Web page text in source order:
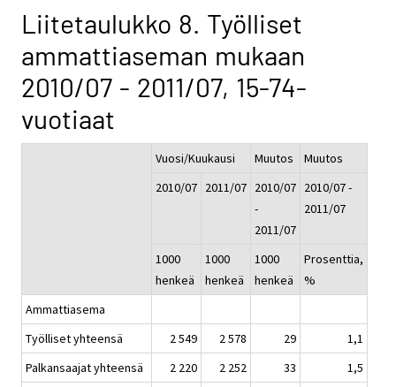
Liitetaulukko 8. Työlliset
ammattiaseman mukaan
2010/07 - 2011/07, 15-74-
vuotiaat
Vuosi/Kuukausi Muutos
Muutos
2010/07 2011/07 2010/07
-
2011/07
2010/07 -
2011/07
1000
henkeä
1000
henkeä
1000
henkeä
Prosenttia,
%
Ammattiasema
Työlliset yhteensä
2 549 2 578 29
1,1
Palkansaajat yhteensä
2 220 2 252 33
1,5